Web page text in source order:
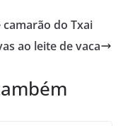
‌do‌ ‌Txai‌
ao leite de vaca